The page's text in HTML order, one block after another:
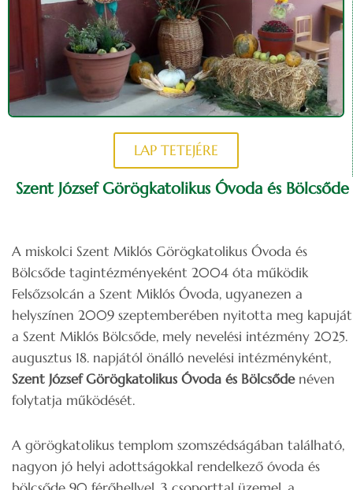
LAP TETEJÉRE
Szent József Görögkatolikus Óvoda és Bölcsőde
A miskolci Szent Miklós Görögkatolikus Óvoda és
Bölcsőde tagintézményeként 2004 óta működik
Felsőzsolcán a Szent Miklós Óvoda, ugyanezen a
helyszínen 2009 szeptemberében nyitotta meg kapuját
a Szent Miklós Bölcsőde, mely nevelési intézmény 2025.
augusztus 18. napjától önálló nevelési intézményként,
Szent József Görögkatolikus Óvoda és Bölcsődenéven
folytatja működését.
A görögkatolikus templom szomszédságában található,
nagyon jó helyi adottságokkal rendelkező óvoda és